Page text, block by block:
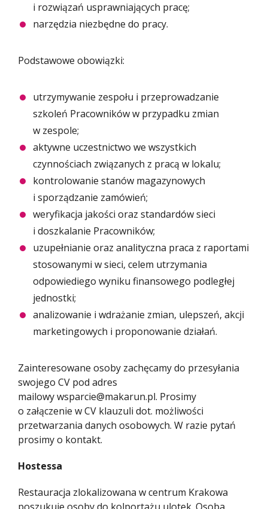
i rozwiązań usprawniających pracę;
narzędzia niezbędne do pracy.
Podstawowe obowiązki:
utrzymywanie zespołu i przeprowadzanie
szkoleń Pracowników w przypadku zmian
w zespole;
aktywne uczestnictwo we wszystkich
czynnościach związanych z pracą w lokalu;
kontrolowanie stanów magazynowych
i sporządzanie zamówień;
weryfikacja jakości oraz standardów sieci
i doszkalanie Pracowników;
uzupełnianie oraz analityczna praca z raportami
stosowanymi w sieci, celem utrzymania
odpowiediego wyniku finansowego podległej
jednostki;
analizowanie i wdrażanie zmian, ulepszeń, akcji
marketingowych i proponowanie działań.
Zainteresowane osoby zachęcamy do przesyłania
swojego CV pod adres
mailowy wsparcie@makarun.pl. Prosimy
o załączenie w CV klauzuli dot. możliwości
przetwarzania danych osobowych. W razie pytań
prosimy o kontakt.
Hostessa
Restauracja zlokalizowana w centrum Krakowa